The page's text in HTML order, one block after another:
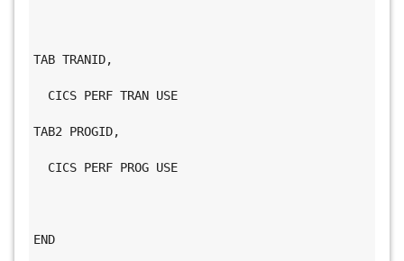
TAB TRANID,
CICS PERF TRAN USE
TAB2 PROGID,
CICS PERF PROG USE
END